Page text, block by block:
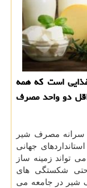
است که همه
دو واحد مصرف
سرانه مصرف شیر
جهانی
تواند زمینه ساز
حتی شکستگی های
شیر در جامعه می